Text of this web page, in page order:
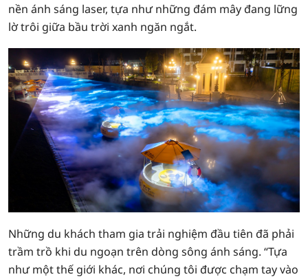
nền ánh sáng laser, tựa như những đám mây đang lững
lờ trôi giữa bầu trời xanh ngăn ngắt.
Những du khách tham gia trải nghiệm đầu tiên đã phải
trầm trồ khi du ngoạn trên dòng sông ánh sáng. “Tựa
như một thế giới khác, nơi chúng tôi được chạm tay vào